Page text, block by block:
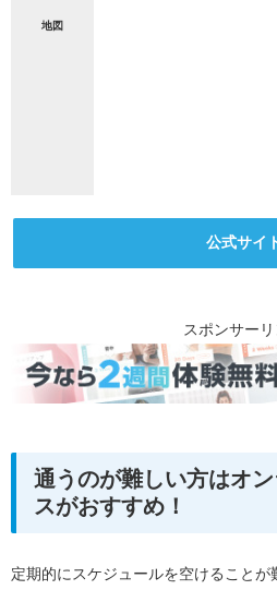
地図
公式サイ
スポンサーリ
通うのが難しい方はオ
スがおすすめ！
定期的にスケジュールを空けること